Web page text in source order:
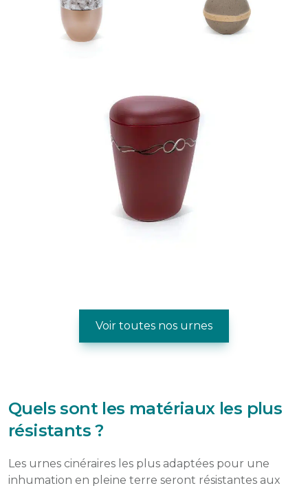
Voir toutes nos urnes
Quels sont les matériaux les plus
résistants ?
Les urnes cinéraires les plus adaptées pour une
inhumation en pleine terre seront résistantes aux